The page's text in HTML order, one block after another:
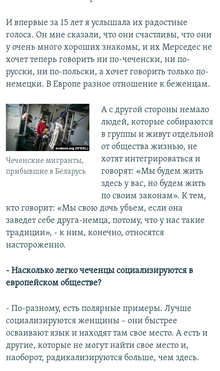
И впервые за 15 лет я услышала их радостные
голоса. Он мне сказали, что они счастливы, что они
у очень много хороших знакомы, и их Мерседес не
хочет теперь говорить ни по-чеченски, ни по-
русски, ни по-польски, а хочет говорить только по-
немецки. В Европе разное отношение к беженцам.
Чеченские мигранты,
прибывшие в Беларусь
А с другой стороны немало
людей, которые собираются
в группы и живут отдельной
от общества жизнью, не
хотят интегрироваться и
говорят: «Мы будем жить
здесь у вас, но будем жить
по своим законам». К тем,
кто говорит: «Мы свою дочь убьем, если она
заведет себе друга-немца, потому, что у нас такие
традиции», - к ним, конечно, относятся
настороженно.
- Насколько легко чеченцы социализируются в
европейском обществе?
- По-разному, есть полярные примеры. Лучше
социализируются женщины – они быстрее
осваивают язык и находят там свое место. А есть и
другие, которые не могут найти свое место и,
наоборот, радикализируются больше, чем здесь.